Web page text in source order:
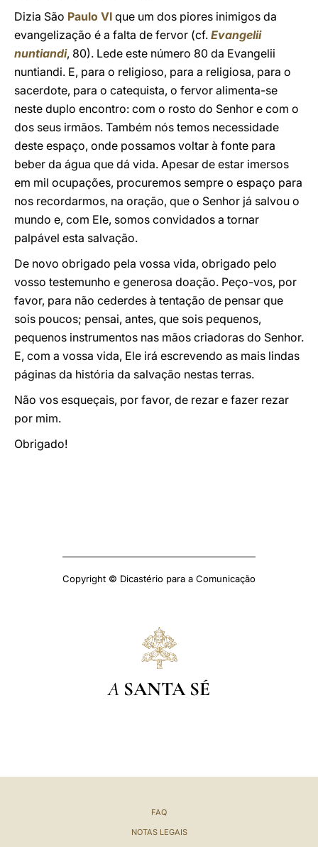
Dizia São Paulo VI que um dos piores inimigos da
evangelização é a falta de fervor (cf. Evangelii
nuntiandi, 80). Lede este número 80 da Evangelii
nuntiandi. E, para o religioso, para a religiosa, para o
sacerdote, para o catequista, o fervor alimenta-se
neste duplo encontro: com o rosto do Senhor e com o
dos seus irmãos. Também nós temos necessidade
deste espaço, onde possamos voltar à fonte para
beber da água que dá vida. Apesar de estar imersos
em mil ocupações, procuremos sempre o espaço para
nos recordarmos, na oração, que o Senhor já salvou o
mundo e, com Ele, somos convidados a tornar
palpável esta salvação.
De novo obrigado pela vossa vida, obrigado pelo
vosso testemunho e generosa doação. Peço-vos, por
favor, para não cederdes à tentação de pensar que
sois poucos; pensai, antes, que sois pequenos,
pequenos instrumentos nas mãos criadoras do Senhor.
E, com a vossa vida, Ele irá escrevendo as mais lindas
páginas da história da salvação nestas terras.
Não vos esqueçais, por favor, de rezar e fazer rezar
por mim.
Obrigado!
Copyright © Dicastério para a Comunicação
A SANTA SÉ
FAQ
NOTAS LEGAIS